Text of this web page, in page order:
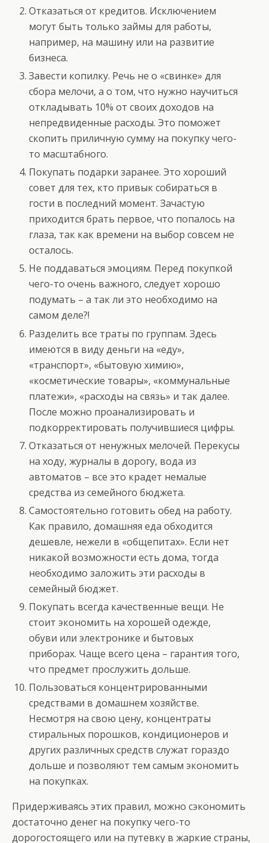
Отказаться от кредитов. Исключением
могут быть только займы для работы,
например, на машину или на развитие
бизнеса.
Завести копилку. Речь не о «свинке» для
сбора мелочи, а о том, что нужно научиться
откладывать 10% от своих доходов на
непредвиденные расходы. Это поможет
скопить приличную сумму на покупку чего-
то масштабного.
Покупать подарки заранее. Это хороший
совет для тех, кто привык собираться в
гости в последний момент. Зачастую
приходится брать первое, что попалось на
глаза, так как времени на выбор совсем не
осталось.
Не поддаваться эмоциям. Перед покупкой
чего-то очень важного, следует хорошо
подумать – а так ли это необходимо на
самом деле?!
Разделить все траты по группам. Здесь
имеются в виду деньги на «еду»,
«транспорт», «бытовую химию»,
«косметические товары», «коммунальные
платежи», «расходы на связь» и так далее.
После можно проанализировать и
подкорректировать получившиеся цифры.
Отказаться от ненужных мелочей. Перекусы
на ходу, журналы в дорогу, вода из
автоматов – все это крадет немалые
средства из семейного бюджета.
Самостоятельно готовить обед на работу.
Как правило, домашняя еда обходится
дешевле, нежели в «общепитах». Если нет
никакой возможности есть дома, тогда
необходимо заложить эти расходы в
семейный бюджет.
Покупать всегда качественные вещи. Не
стоит экономить на хорошей одежде,
обуви или электронике и бытовых
приборах. Чаще всего цена – гарантия того,
что предмет прослужить дольше.
Пользоваться концентрированными
средствами в домашнем хозяйстве.
Несмотря на свою цену, концентраты
стиральных порошков, кондиционеров и
других различных средств служат гораздо
дольше и позволяют тем самым экономить
на покупках.
Придерживаясь этих правил, можно сэкономить
достаточно денег на покупку чего-то
дорогостоящего или на путевку в жаркие страны,